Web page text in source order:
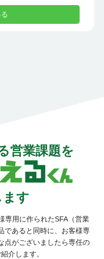
営業課題を
ます
専用に作られたSFA（営業
であると同時に、お客様専
点がございましたら専任の
介します。